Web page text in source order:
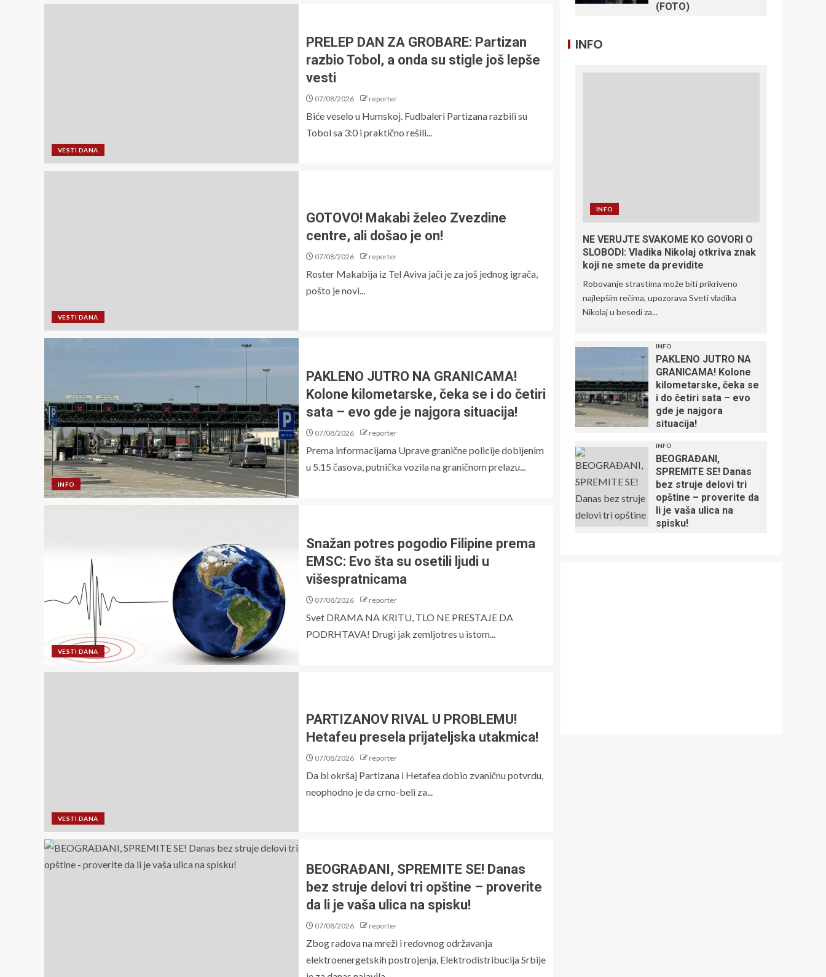
VESTI DANA
PRELEP DAN ZA GROBARE: Partizan
razbio Tobol, a onda su stigle još lepše
vesti
07/08/2026 reporter
Biće veselo u Humskoj. Fudbaleri Partizana razbili su
Tobol sa 3:0 i praktično rešili...
VESTI DANA
GOTOVO! Makabi želeo Zvezdine
centre, ali došao je on!
07/08/2026 reporter
Roster Makabija iz Tel Aviva jači je za još jednog igrača,
pošto je novi...
INFO
PAKLENO JUTRO NA GRANICAMA!
Kolone kilometarske, čeka se i do četiri
sata – evo gde je najgora situacija!
07/08/2026 reporter
Prema informacijama Uprave granične policije dobijenim
u 5.15 časova, putnička vozila na graničnom prelazu...
VESTI DANA
Snažan potres pogodio Filipine prema
EMSC: Evo šta su osetili ljudi u
višespratnicama
07/08/2026 reporter
Svet DRAMA NA KRITU, TLO NE PRESTAJE DA
PODRHTAVA! Drugi jak zemljotres u istom...
VESTI DANA
PARTIZANOV RIVAL U PROBLEMU!
Hetafeu presela prijateljska utakmica!
07/08/2026 reporter
Da bi okršaj Partizana i Hetafea dobio zvaničnu potvrdu,
neophodno je da crno-beli za...
BEOGRAĐANI, SPREMITE SE! Danas
bez struje delovi tri opštine – proverite
da li je vaša ulica na spisku!
07/08/2026 reporter
Zbog radova na mreži i redovnog održavanja
elektroenergetskih postrojenja, Elektrodistribucija Srbije
(FOTO)
INFO
INFO
NE VERUJTE SVAKOME KO GOVORI O
SLOBODI: Vladika Nikolaj otkriva znak
koji ne smete da previdite
Robovanje strastima može biti prikriveno
najlepšim rečima, upozorava Sveti vladika
Nikolaj u besedi za...
INFO
PAKLENO JUTRO NA
GRANICAMA! Kolone
kilometarske, čeka se
i do četiri sata – evo
gde je najgora
situacija!
INFO
BEOGRAĐANI,
SPREMITE SE! Danas
bez struje delovi tri
opštine – proverite da
li je vaša ulica na
spisku!